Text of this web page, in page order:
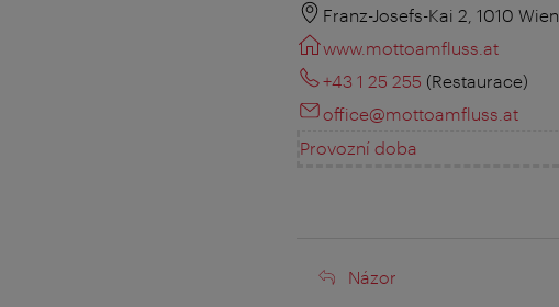
Franz-Josefs-Kai 2, 1010 Wien
www.mottoamfluss.at
+43 1 25 255 (Restaurace)
office@mottoamfluss.at
Provozní doba
Názor
Názor